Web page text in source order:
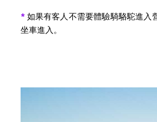
* 如果有客人不需要體驗騎駱駝進入
坐車進入。